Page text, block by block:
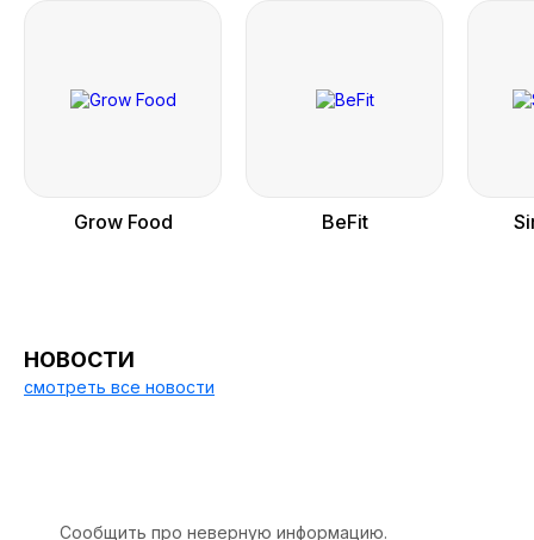
Grow Food BeFit
НОВОСТИ
смотреть все новости
Сообщить про неверную информацию.